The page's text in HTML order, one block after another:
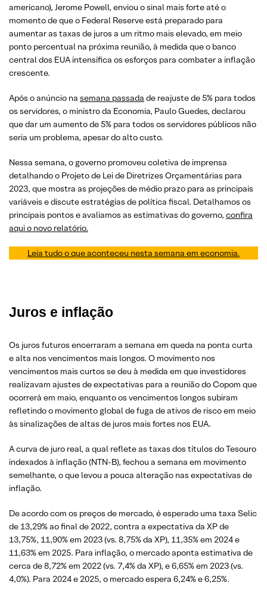
americano), Jerome Powell, enviou o sinal mais forte até o
momento de que o Federal Reserve está preparado para
aumentar as taxas de juros a um ritmo mais elevado, em meio
ponto percentual na próxima reunião, à medida que o banco
central dos EUA intensifica os esforços para combater a inflação
crescente.
Após o anúncio na semana passada de reajuste de 5% para todos
os servidores, o ministro da Economia, Paulo Guedes, declarou
que dar um aumento de 5% para todos os servidores públicos não
seria um problema, apesar do alto custo.
Nessa semana, o governo promoveu coletiva de imprensa
detalhando o Projeto de Lei de Diretrizes Orçamentárias para
2023, que mostra as projeções de médio prazo para as principais
variáveis e discute estratégias de política fiscal. Detalhamos os
principais pontos e avaliamos as estimativas do governo, confira
aqui o novo relatório.
Leia tudo o que aconteceu nesta semana em economia.
Juros e inflação
Os juros futuros encerraram a semana em queda na ponta curta
e alta nos vencimentos mais longos. O movimento nos
vencimentos mais curtos se deu à medida em que investidores
realizavam ajustes de expectativas para a reunião do Copom que
ocorrerá em maio, enquanto os vencimentos longos subiram
refletindo o movimento global de fuga de ativos de risco em meio
às sinalizações de altas de juros mais fortes nos EUA.
A curva de juro real, a qual reflete as taxas dos títulos do Tesouro
indexados à inflação (NTN-B), fechou a semana em movimento
semelhante, o que levou a pouca alteração nas expectativas de
inflação.
De acordo com os preços de mercado, é esperado uma taxa Selic
de 13,29% ao final de 2022, contra a expectativa da XP de
13,75%, 11,90% em 2023 (vs. 8,75% da XP), 11,35% em 2024 e
11,63% em 2025. Para inflação, o mercado aponta estimativa de
cerca de 8,72% em 2022 (vs. 7,4% da XP), e 6,65% em 2023 (vs.
4,0%). Para 2024 e 2025, o mercado espera 6,24% e 6,25%.